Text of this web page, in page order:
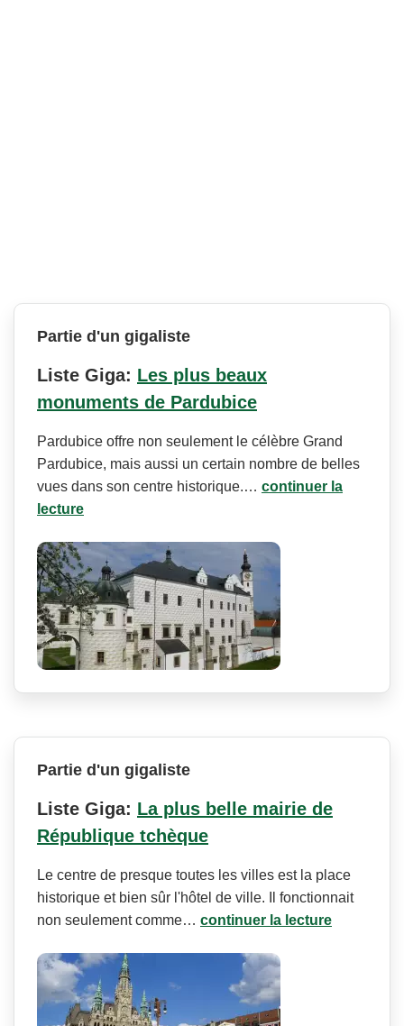
Partie d'un gigaliste
Liste Giga: Les plus beaux
monuments de Pardubice
Pardubice offre non seulement le célèbre Grand
Pardubice, mais aussi un certain nombre de belles
vues dans son centre historique.… continuer la
lecture
Partie d'un gigaliste
Liste Giga: La plus belle mairie de
République tchèque
Le centre de presque toutes les villes est la place
historique et bien sûr l'hôtel de ville. Il fonctionnait
non seulement comme… continuer la lecture